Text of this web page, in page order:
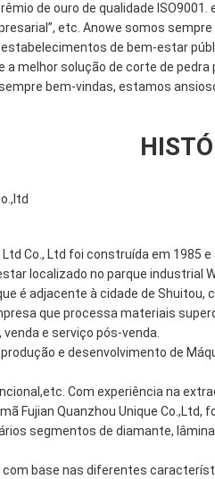
de ouro de qualidade
etc. Anowe somos
de bem-estar
a melhor solução de corte de
bem-vindas, estamos
Ltd Co., Ltd foi construída em 1985
localizado no parque industrial
é adjacente à cidade de
que processa materiais
e serviço pós-venda.
e desenvolvimento de
Com experiência na
Fujian Quanzhou Unique
segmentos de diamante,
base nas diferentes